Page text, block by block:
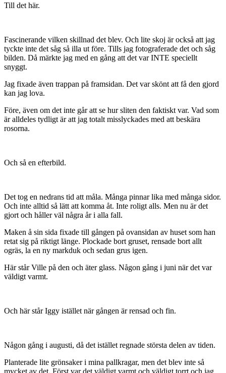
Till det här.
Fascinerande vilken skillnad det blev. Och lite skoj är också att jag
tyckte inte det såg så illa ut före. Tills jag fotograferade det och såg
bilden. Då märkte jag med en gång att det var INTE speciellt
snyggt.
Jag fixade även trappan på framsidan. Det var skönt att få den gjord
kan jag lova.
Före, även om det inte går att se hur sliten den faktiskt var. Vad som
är alldeles tydligt är att jag totalt misslyckades med att beskära
rosorna.
Och så en efterbild.
Det tog en nedrans tid att måla. Många pinnar lika med många sidor.
Och inte alltid så lätt att komma åt. Inte roligt alls. Men nu är det
gjort och håller väl några år i alla fall.
Maken å sin sida fixade till gången på ovansidan av huset som han
retat sig på riktigt länge. Plockade bort gruset, rensade bort allt
ogräs, la en ny markduk och sedan grus igen.
Här står Ville på den och äter glass. Någon gång i juni när det var
väldigt varmt.
Och här står Iggy istället när gången är rensad och fin.
Någon gång i augusti, då det istället regnade största delen av tiden.
Planterade lite grönsaker i mina pallkragar, men det blev inte så
mycket av det. Först var det väldigt varmt och väldigt torrt och jag